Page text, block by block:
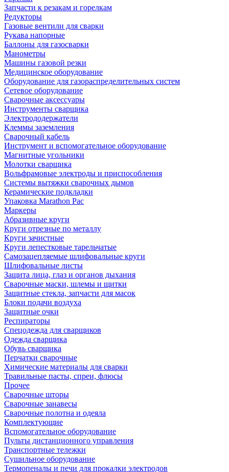
Запчасти к резакам и горелкам
Редукторы
Газовые вентили для сварки
Рукава напорные
Баллоны для газосварки
Манометры
Машины газовой резки
Медицинское оборудование
Оборудование для газораспределительных систем
Сетевое оборудование
Сварочные аксессуары
Инструменты сварщика
Электрододержатели
Клеммы заземления
Сварочный кабель
Инструмент и вспомогательное оборудование
Магнитные угольники
Молотки сварщика
Вольфрамовые электроды и приспособления
Системы вытяжки сварочных дымов
Керамические подкладки
Упаковка Marathon Pac
Маркеры
Абразивные круги
Круги отрезные по металлу
Круги зачистные
Круги лепестковые тарельчатые
Самозацепляемые шлифовальные круги
Шлифовальные листы
Защита лица, глаз и органов дыхания
Сварочные маски, шлемы и щитки
Защитные стекла, запчасти для масок
Блоки подачи воздуха
Защитные очки
Респираторы
Спецодежда для сварщиков
Одежда сварщика
Обувь сварщика
Перчатки сварочные
Химические материалы для сварки
Травильные пасты, спреи, флюсы
Прочее
Сварочные шторы
Сварочные занавесы
Сварочные полотна и одеяла
Комплектующие
Вспомогательное оборудование
Пульты дистанционного управления
Транспортные тележки
Сушильное оборудование
Термопеналы и печи для прокалки электродов